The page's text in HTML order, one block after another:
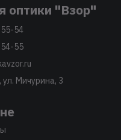
оптики "Взор"
54
55
ул. Мичурина, 3